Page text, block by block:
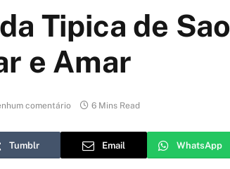
Tipica de Sao
e Amar
comentário 6 Mins Read
Tumblr Email WhatsApp